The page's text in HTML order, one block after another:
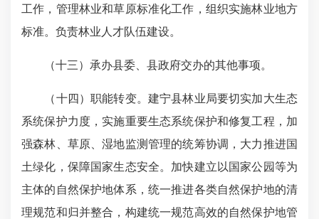
工作，管理林业和草原标准化工作，组织实施林业地方
标准。负责林业人才队伍建设。
（十三）承办县委、县政府交办的其他事项。
（十四）职能转变。建宁县林业局要切实加大生态
系统保护力度，实施重要生态系统保护和修复工程，加
强森林、草原、湿地监测管理的统筹协调，大力推进国
土绿化，保障国家生态安全。加快建立以国家公园等为
主体的自然保护地体系，统一推进各类自然保护地的清
理规范和归并整合，构建统一规范高效的自然保护地管